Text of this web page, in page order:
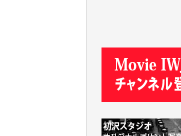
かねてよりIWJが発
や解説記事、そして
ューは大袈裟ではな
産だと思っています。
Windows7の頃はIWJ
保存していました。
しかし、それが出来